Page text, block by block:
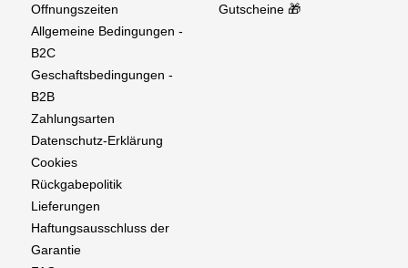
Offnungszeiten
Allgemeine Bedingungen -
B2C
Geschaftsbedingungen -
B2B
Zahlungsarten
Datenschutz-Erklärung
Cookies
Rückgabepolitik
Lieferungen
Haftungsausschluss der
Garantie
Gutscheine 🎁